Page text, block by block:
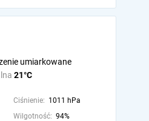
21°C
umiarkowane
Ciśnienie: 1011 hPa
Wilgotność: 94%